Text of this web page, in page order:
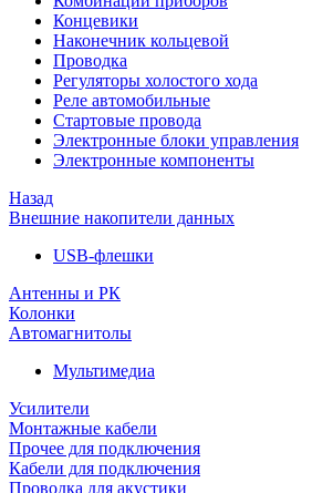
Концевики
Наконечник кольцевой
Проводка
Регуляторы холостого хода
Реле автомобильные
Стартовые провода
Электронные блоки управления
Электронные компоненты
Назад
Внешние накопители данных
USB-флешки
Антенны и РК
Колонки
Автомагнитолы
Мультимедиа
Усилители
Монтажные кабели
Прочее для подключения
Кабели для подключения
Проводка для акустики